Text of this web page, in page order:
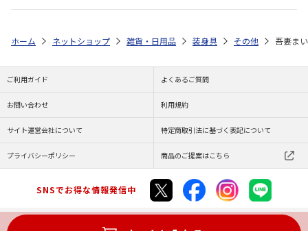
ホーム ネットショップ 雑貨・日用品 装身具 その他 吾妻ま
ご利用ガイド よくあるご質問
お問い合わせ 利用規約
サイト運営会社について 特定商取引法に基づく表記について
プライバシーポリシー 商品のご提案はこちら
SNSでお得な情報発信中